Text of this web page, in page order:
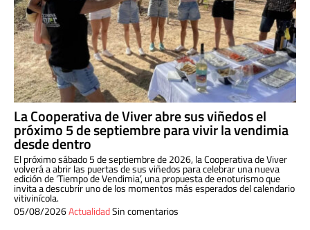
La Cooperativa de Viver abre sus viñedos el
próximo 5 de septiembre para vivir la vendimia
desde dentro
El próximo sábado 5 de septiembre de 2026, la Cooperativa de Viver
volverá a abrir las puertas de sus viñedos para celebrar una nueva
edición de ‘Tiempo de Vendimia’, una propuesta de enoturismo que
invita a descubrir uno de los momentos más esperados del calendario
vitivinícola.
05/08/2026ActualidadSin comentarios